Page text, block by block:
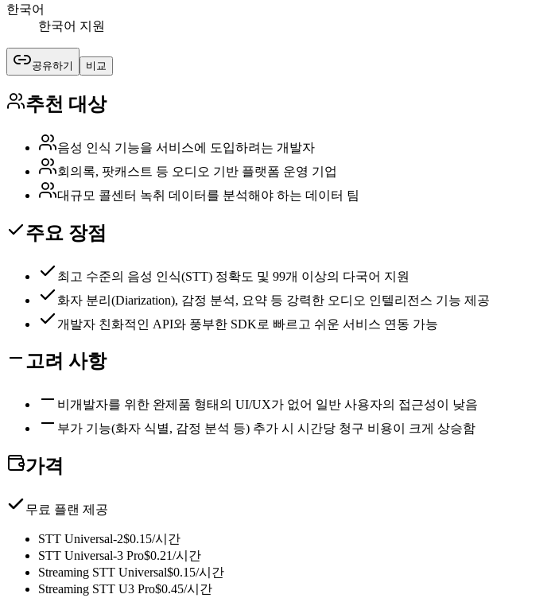
한국어
한국어 지원
공유하기 비교
추천 대상
음성 인식 기능을 서비스에 도입하려는 개발자
회의록, 팟캐스트 등 오디오 기반 플랫폼 운영 기업
대규모 콜센터 녹취 데이터를 분석해야 하는 데이터 팀
주요 장점
최고 수준의 음성 인식(STT) 정확도 및 99개 이상의 다국어 지원
화자 분리(Diarization), 감정 분석, 요약 등 강력한 오디오 인텔리전스 기능 제공
개발자 친화적인 API와 풍부한 SDK로 빠르고 쉬운 서비스 연동 가능
고려 사항
비개발자를 위한 완제품 형태의 UI/UX가 없어 일반 사용자의 접근성이 낮음
부가 기능(화자 식별, 감정 분석 등) 추가 시 시간당 청구 비용이 크게 상승함
가격
무료 플랜 제공
STT Universal-2$0.15/시간
STT Universal-3 Pro$0.21/시간
Streaming STT Universal$0.15/시간
Streaming STT U3 Pro$0.45/시간